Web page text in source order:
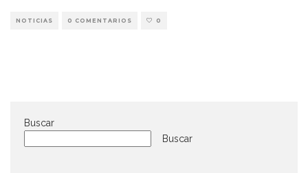
NOTICIAS 0 COMENTARIOS 0
Buscar
Buscar